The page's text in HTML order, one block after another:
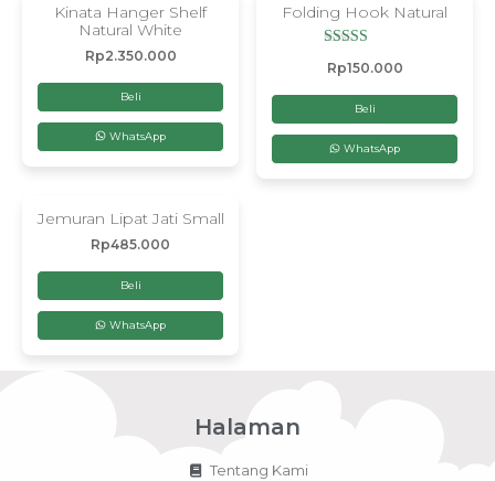
Kinata Hanger Shelf
Natural White
Rp2.350.000
Beli
WhatsApp
Folding Hook Natural
4.50
Rp150.000
Beli
WhatsApp
Jemuran Lipat Jati Small
Rp485.000
Beli
WhatsApp
Halaman
Tentang Kami